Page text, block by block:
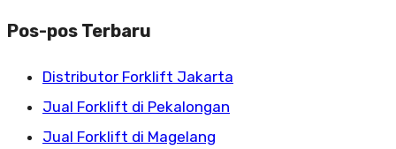
Pos-pos Terbaru
Distributor Forklift Jakarta
Jual Forklift di Pekalongan
Jual Forklift di Magelang